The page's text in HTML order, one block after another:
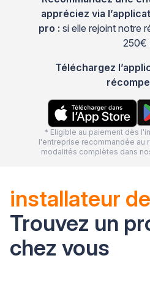
appréciez via
pro : si elle rejoint notre
250€
Téléchargez
* Eligible au paiement dès
l'entreprise recommandée au
modalités complètes dans
installateur
Trouvez un
chez vous